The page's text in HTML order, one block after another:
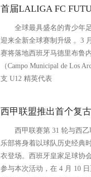
首届LALIGA FC
全球最具盛名的青少年足
迎来全新全球赛制升级 。3
赛将落地西班牙马德里布鲁
（Campo Municipal de Los
支 U12 精英代表
西甲联盟推出首个复
西甲联赛第 31 轮与西乙
乐部将身着以球队历史经典
衣登场。西班牙皇家足球协
参与本次活动，在 4 月 10